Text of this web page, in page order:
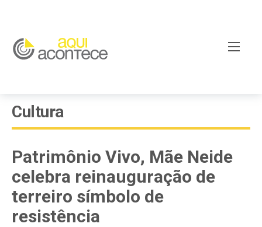
Cultura
Patrimônio Vivo, Mãe Neide
celebra reinauguração de
terreiro símbolo de
resistência